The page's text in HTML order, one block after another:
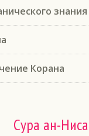
знания
Корана
Сура ан-Ниса